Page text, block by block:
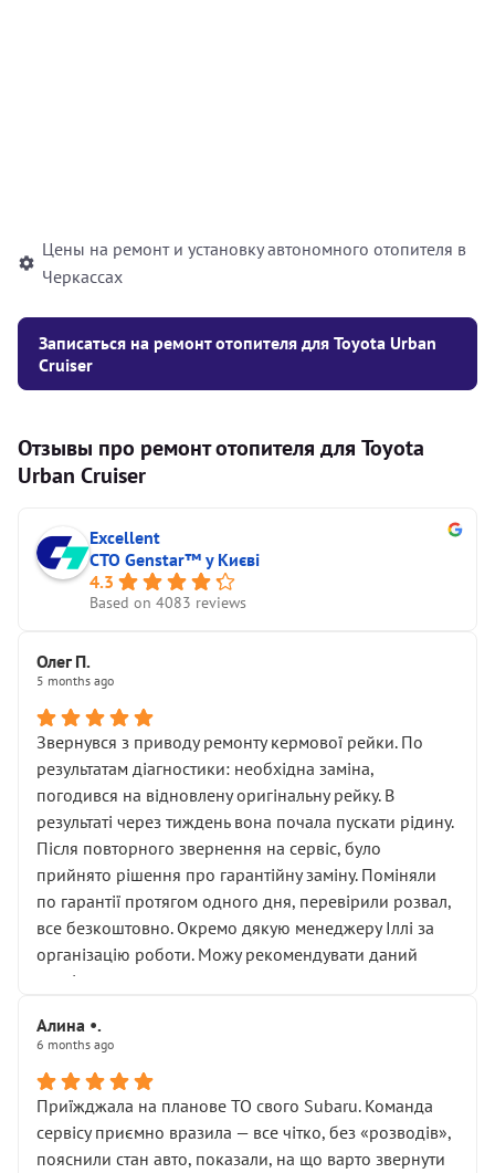
Цены на ремонт и установку автономного отопителя в
Черкассах
Записаться на ремонт отопителя для Toyota Urban
Cruiser
Отзывы про ремонт отопителя для Toyota
Urban Cruiser
Excellent
СТО Genstar™ у Києві
4.3
Based on 4083 reviews
Олег П.
5 months ago
Звернувся з приводу ремонту кермової рейки. По
результатам діагностики: необхідна заміна,
погодився на відновлену оригінальну рейку. В
результаті через тиждень вона почала пускати рідину.
Після повторного звернення на сервіс, було
прийнято рішення про гарантійну заміну. Поміняли
по гарантії протягом одного дня, перевірили розвал,
все безкоштовно. Окремо дякую менеджеру Іллі за
організацію роботи. Можу рекомендувати даний
сервіс.
Алина •.
6 months ago
Приїжджала на планове ТО свого Subaru. Команда
сервісу приємно вразила — все чітко, без «розводів»,
пояснили стан авто, показали, на що варто звернути